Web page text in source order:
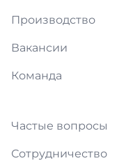
Производство
Вакансии
Команда
Частые вопросы
Сотрудничество